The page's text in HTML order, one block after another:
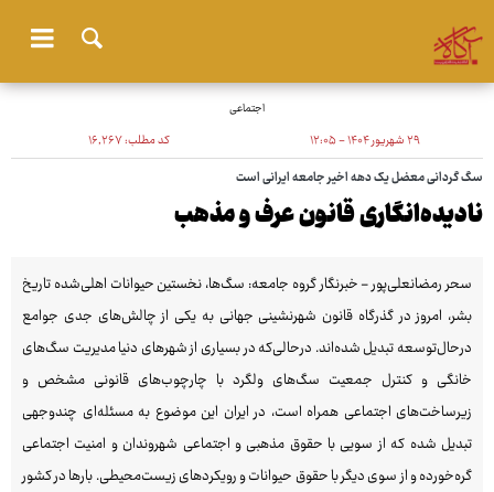
اجتماعی
۲۹ شهریور ۱۴۰۴ - ۱۲:۰۵ کد مطلب:۱۶٬۲۶۷
سگ گردانی معضل یک دهه اخیر جامعه ایرانی است
نادیده‌انگاری قانون عرف و مذهب
سحر رمضانعلی‌پور - خبرنگار گروه جامعه: سگ‌ها، نخستین حیوانات اهلی‌شده تاریخ
بشر، امروز در گذرگاه قانون شهرنشینی جهانی به یکی از چالش‌های جدی جوامع
درحال‌توسعه تبدیل شده‌اند. درحالی‌که در بسیاری از شهرهای دنیا مدیریت سگ‌های
خانگی و کنترل جمعیت سگ‌های ولگرد با چارچوب‌های قانونی مشخص و
زیرساخت‌های اجتماعی همراه است، در ایران این موضوع به مسئله‌ای چندوجهی
تبدیل شده که از سویی با حقوق مذهبی و اجتماعی شهروندان و امنیت اجتماعی
گره‌خورده و از سوی دیگر با حقوق حیوانات و رویکردهای زیست‌محیطی. بارها در کشور